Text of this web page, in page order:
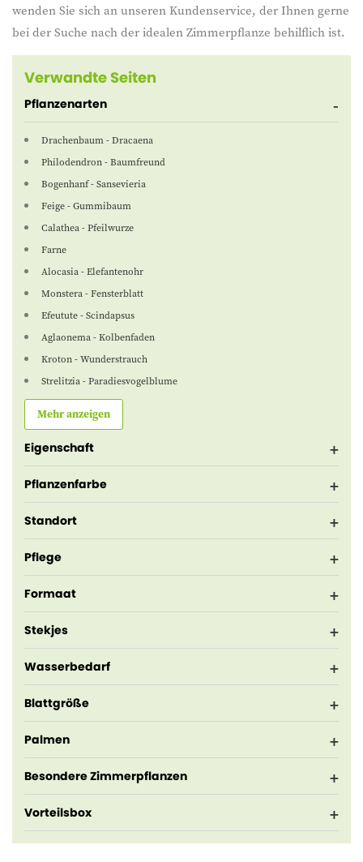
wenden Sie sich an unseren Kundenservice, der Ihnen gerne
bei der Suche nach der idealen Zimmerpflanze behilflich ist.
Verwandte Seiten
Pflanzenarten
Drachenbaum - Dracaena
Philodendron - Baumfreund
Bogenhanf - Sansevieria
Feige - Gummibaum
Calathea - Pfeilwurze
Farne
Alocasia - Elefantenohr
Monstera - Fensterblatt
Efeutute - Scindapsus
Aglaonema - Kolbenfaden
Kroton - Wunderstrauch
Strelitzia - Paradiesvogelblume
Mehr anzeigen
Eigenschaft
Pflanzenfarbe
Standort
Pflege
Formaat
Stekjes
Wasserbedarf
Blattgröße
Palmen
Besondere Zimmerpflanzen
Vorteilsbox